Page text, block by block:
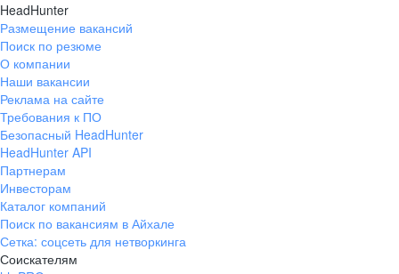
HeadHunter
Размещение вакансий
Поиск по резюме
О компании
Наши вакансии
Реклама на сайте
Требования к ПО
Безопасный HeadHunter
HeadHunter API
Партнерам
Инвесторам
Каталог компаний
Поиск по вакансиям в Айхале
Сетка: соцсеть для нетворкинга
Соискателям